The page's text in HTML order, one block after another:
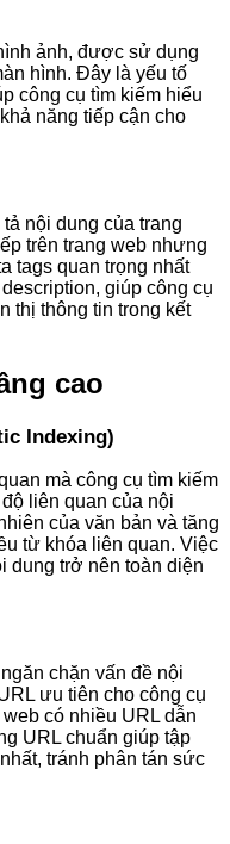
ảnh, được sử dụng
hình. Đây là yếu tố
công cụ tìm kiếm hiểu
năng tiếp cận cho
nội dung của trang
trên trang web nhưng
tags quan trọng nhất
giúp công cụ
thị thông tin trong kết
cao
Indexing)
mà công cụ tìm kiếm
liên quan của nội
của văn bản và tăng
từ khóa liên quan. Việc
dung trở nên toàn diện
chặn vấn đề nội
ưu tiên cho công cụ
có nhiều URL dẫn
URL chuẩn giúp tập
tránh phân tán sức